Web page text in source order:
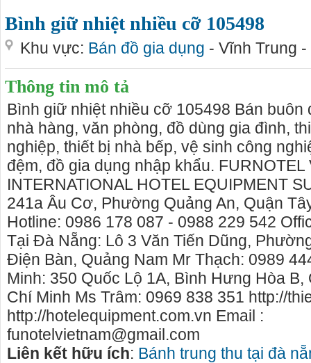
Bình giữ nhiệt nhiều cỡ 105498
Khu vực: Bán đồ gia dụng - Vĩnh Trung
Thông tin mô tả
Bình giữ nhiệt nhiều cỡ 105498 Bán buôn
nhà hàng, văn phòng, đồ dùng gia đình,
nghiệp, thiết bị nhà bếp, vệ sinh công
đệm, đồ gia dụng nhập khẩu. FURNOTEL
INTERNATIONAL HOTEL EQUIPMENT
241a Âu Cơ, Phường Quảng An, Quận
Hotline: 0986 178 087 - 0988 229 542
Tại Đà Nẵng: Lô 3 Văn Tiến Dũng,
Điện Bàn, Quảng Nam Mr Thạch: 0989
Minh: 350 Quốc Lộ 1A, Bình Hưng Hòa B,
Chí Minh Ms Trâm: 0969 838 351 http://
http://hotelequipment.com.vn Email :
funotelvietnam@gmail.com
Liên kết hữu ích: Bánh trung thu tại đà